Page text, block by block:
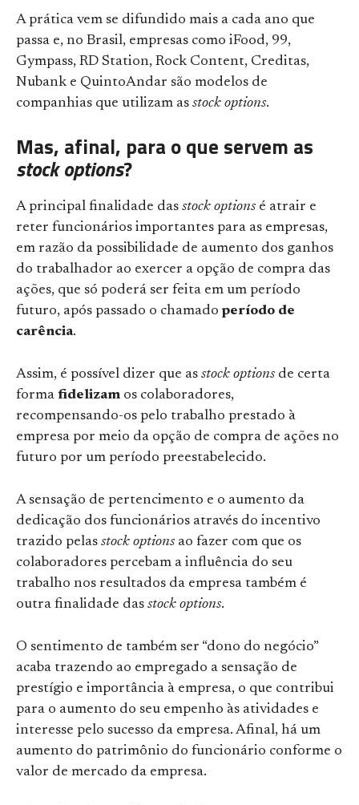
A prática vem se difundido mais a cada ano que
passa e, no Brasil, empresas como iFood, 99,
Gympass, RD Station, Rock Content, Creditas,
Nubank e QuintoAndar são modelos de
companhias que utilizam as stock options.
Mas, afinal, para o que servem as
stock options?
A principal finalidade das stock options é atrair e
reter funcionários importantes para as empresas,
em razão da possibilidade de aumento dos ganhos
do trabalhador ao exercer a opção de compra das
ações, que só poderá ser feita em um período
futuro, após passado o chamado período de
carência.
Assim, é possível dizer que as stock options de certa
forma fidelizam os colaboradores,
recompensando-os pelo trabalho prestado à
empresa por meio da opção de compra de ações no
futuro por um período preestabelecido.
A sensação de pertencimento e o aumento da
dedicação dos funcionários através do incentivo
trazido pelas stock options ao fazer com que os
colaboradores percebam a influência do seu
trabalho nos resultados da empresa também é
outra finalidade das stock options.
O sentimento de também ser “dono do negócio”
acaba trazendo ao empregado a sensação de
prestígio e importância à empresa, o que contribui
para o aumento do seu empenho às atividades e
interesse pelo sucesso da empresa. Afinal, há um
aumento do patrimônio do funcionário conforme o
valor de mercado da empresa.